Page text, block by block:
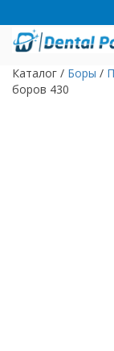
Каталог / Боры /
боров 430